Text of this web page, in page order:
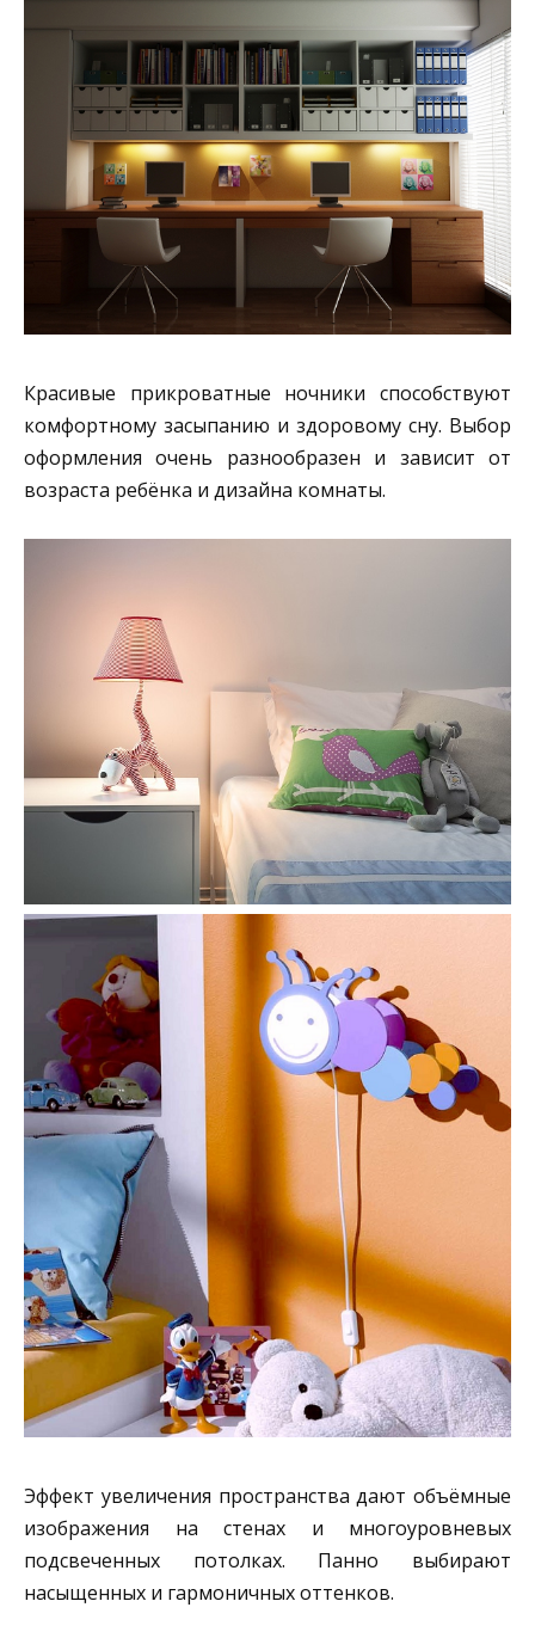
Красивые прикроватные ночники способствуют
комфортному засыпанию и здоровому сну. Выбор
оформления очень разнообразен и зависит от
возраста ребёнка и дизайна комнаты.
Эффект увеличения пространства дают объёмные
изображения на стенах и многоуровневых
подсвеченных потолках. Панно выбирают
насыщенных и гармоничных оттенков.